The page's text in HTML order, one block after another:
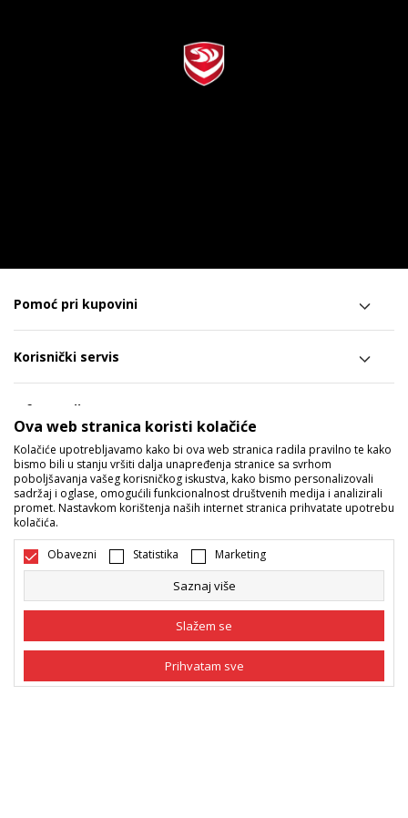
Pomoć pri kupovini
Korisnički servis
Informacije
Sport Vision ponude
Pratite nas
Mi dijelimo naše tajne sa vama. Pratite nas na društvenim
mrežama i saznajte sve o promocijama, akcijama i novitetima.
Ova web stranica koristi kolačiće
Kolačiće upotrebljavamo kako bi ova web stranica radila pravilno te kako
bismo bili u stanju vršiti dalja unapređenja stranice sa svrhom
poboljšavanja vašeg korisničkog iskustva, kako bismo personalizovali
sadržaj i oglase, omogućili funkcionalnost društvenih medija i analizirali
promet. Nastavkom korištenja naših internet stranica prihvatate upotrebu
kolačića.
Obavezni Statistika Marketing
Saznaj više
Slažem se
Prihvatam sve